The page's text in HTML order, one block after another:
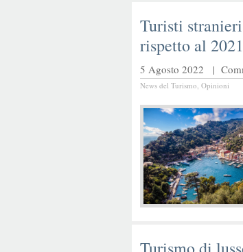
Turisti
rispetto al 2021
5 Agosto 2022 |
News del Turismo, Opinioni